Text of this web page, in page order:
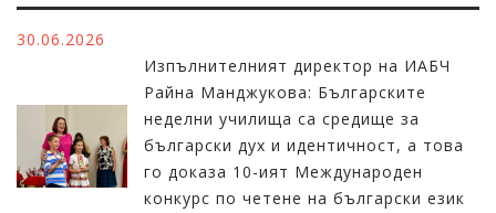
30.06.2026
Изпълнителният директор на ИАБЧ
Райна Манджукова: Българските
неделни училища са средище за
български дух и идентичност, а това
го доказа 10-ият Международен
конкурс по четене на български език